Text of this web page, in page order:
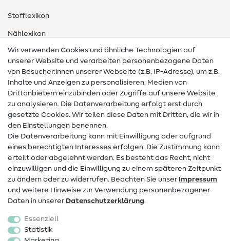
Stofflexikon
Nählexikon
Nähanleitungen
Hilfe & Kontakt
Kontakt
Infos zum Betreiberwechsel
Widerrufsrecht
Beliebt
Stoffe
Sale
Wir verwenden Cookies und ähnliche Technologien auf
unserer Website und verarbeiten personenbezogene Daten
von Besucher:innen unserer Webseite (z.B. IP-Adresse), um z.B.
Inhalte und Anzeigen zu personalisieren, Medien von
Drittanbietern einzubinden oder Zugriffe auf unsere Website
zu analysieren. Die Datenverarbeitung erfolgt erst durch
gesetzte Cookies. Wir teilen diese Daten mit Dritten, die wir in
den Einstellungen benennen.
Die Datenverarbeitung kann mit Einwilligung oder aufgrund
eines berechtigten Interesses erfolgen. Die Zustimmung kann
erteilt oder abgelehnt werden. Es besteht das Recht, nicht
einzuwilligen und die Einwilligung zu einem späteren Zeitpunkt
zu ändern oder zu widerrufen. Beachten Sie unser Impressum
und weitere Hinweise zur Verwendung personenbezogener
Daten in unserer Daten­schutz­erklärung.
Essenziell
Statistik